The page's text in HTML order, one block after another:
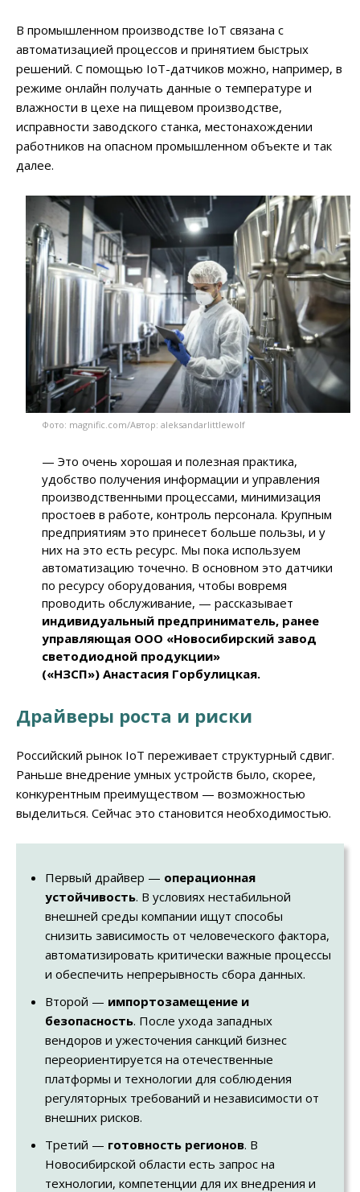
В промышленном производстве IoT связана с
автоматизацией процессов и принятием быстрых
решений. С помощью IoТ-датчиков можно, например, в
режиме онлайн получать данные о температуре и
влажности в цехе на пищевом производстве,
исправности заводского станка, местонахождении
работников на опасном промышленном объекте и так
далее.
Фото: magnific.com/Автор: aleksandarlittlewolf
— Это очень хорошая и полезная практика,
удобство получения информации и управления
производственными процессами, минимизация
простоев в работе, контроль персонала. Крупным
предприятиям это принесет больше пользы, и у
них на это есть ресурс. Мы пока используем
автоматизацию точечно. В основном это датчики
по ресурсу оборудования, чтобы вовремя
проводить обслуживание, — рассказывает
индивидуальный предприниматель, ранее
управляющая ООО «Новосибирский завод
светодиодной продукции»
(«НЗСП») Анастасия Горбулицкая.
Драйверы роста и риски
Российский рынок IoT переживает структурный сдвиг.
Раньше внедрение умных устройств было, скорее,
конкурентным преимуществом — возможностью
выделиться. Сейчас это становится необходимостью.
Первый драйвер — операционная
устойчивость. В условиях нестабильной
внешней среды компании ищут способы
снизить зависимость от человеческого фактора,
автоматизировать критически важные процессы
и обеспечить непрерывность сбора данных.
Второй — импортозамещение и
безопасность. После ухода западных
вендоров и ужесточения санкций бизнес
переориентируется на отечественные
платформы и технологии для соблюдения
регуляторных требований и независимости от
внешних рисков.
Третий — готовность регионов. В
Новосибирской области есть запрос на
технологии, компетенции для их внедрения и